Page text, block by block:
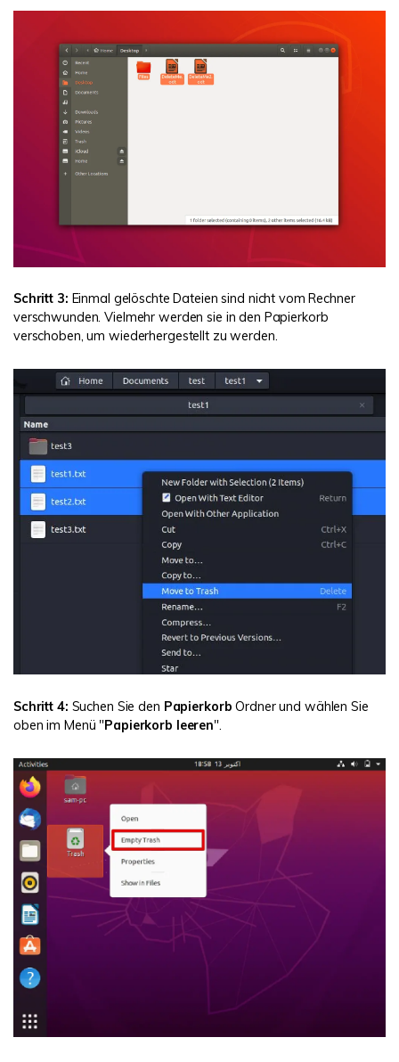
Schritt 3: Einmal gelöschte Dateien sind nicht vom Rechner
verschwunden. Vielmehr werden sie in den Papierkorb
verschoben, um wiederhergestellt zu werden.
Schritt 4: Suchen Sie den Papierkorb Ordner und wählen Sie
oben im Menü "Papierkorb leeren".